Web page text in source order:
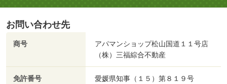
お問い合わせ先
商号
アパマンショップ松山国道１１号店
（株）三福綜合不動産
免許番号 愛媛県知事（１５）第８１９号